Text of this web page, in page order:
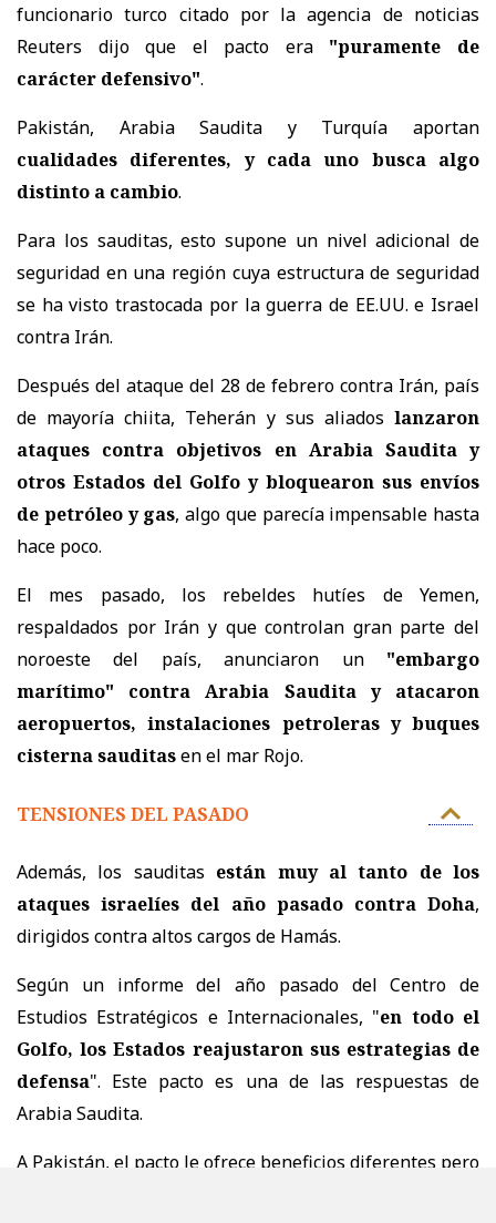
funcionario turco citado por la agencia de noticias
Reuters dijo que el pacto era "puramente de
carácter defensivo".
Pakistán, Arabia Saudita y Turquía aportan
cualidades diferentes, y cada uno busca algo
distinto a cambio.
Para los sauditas, esto supone un nivel adicional de
seguridad en una región cuya estructura de seguridad
se ha visto trastocada por la guerra de EE.UU. e Israel
contra Irán.
Después del ataque del 28 de febrero contra Irán, país
de mayoría chiita, Teherán y sus aliados lanzaron
ataques contra objetivos en Arabia Saudita y
otros Estados del Golfo y bloquearon sus envíos
de petróleo y gas, algo que parecía impensable hasta
hace poco.
El mes pasado, los rebeldes hutíes de Yemen,
respaldados por Irán y que controlan gran parte del
noroeste del país, anunciaron un"embargo
marítimo" contra Arabia Saudita y atacaron
aeropuertos, instalaciones petroleras y buques
cisterna sauditasen el mar Rojo.
TENSIONES DEL PASADO
Además, los sauditas están muy al tanto de los
ataques israelíes del año pasado contra Doha,
dirigidos contra altos cargos de Hamás.
Según un informe del año pasado del Centro de
Estudios Estratégicos e Internacionales, "en todo el
Golfo, los Estados reajustaron sus estrategias de
defensa". Este pacto es una de las respuestas de
Arabia Saudita.
A Pakistán, el pacto le ofrece beneficios diferentes pero